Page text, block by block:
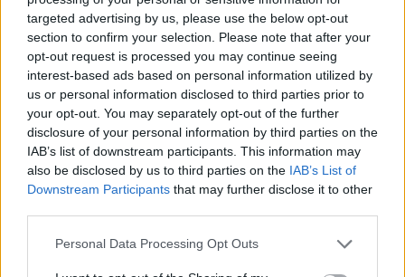
targeted advertising by us, please use the below opt-out
section to confirm your selection. Please note that after your
opt-out request is processed you may continue seeing
interest-based ads based on personal information utilized by
us or personal information disclosed to third parties prior to
your opt-out. You may separately opt-out of the further
disclosure of your personal information by third parties on the
IAB’s list of downstream participants. This information may
also be disclosed by us to third parties on the IAB’s List of
Downstream Participants that may further disclose it to other
Personal Data Processing Opt Outs
φανταστώ, βέβαια, είναι όσα θα ακολουθούσαν.
Είχε προηγηθεί η πρόταση του Αλέξη Τσίπρα για
τη συμμετοχή μου στο ψηφοδέλτιο».
Στη συνέχεια παραθέτει κι ένα μήνυμα που
έστειλε τότε στον Αλέξη Τσίπρα: «22.05.2023
(μήνυμα) Αλέξη, σε ευχαριστώ ολόψυχα για την
ευκαιρία που μου έδωσες στο Επικρατείας. Είμαι
Εγγραφή στο newsletter